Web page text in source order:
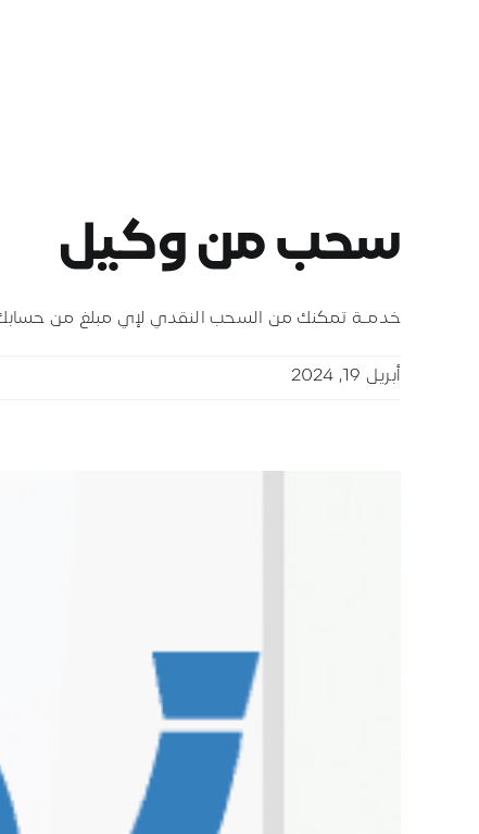
سحب من وكيل
خدمـة تمكنك من السحب النقدي لإي مبلغ من
أبريل 19, 2024